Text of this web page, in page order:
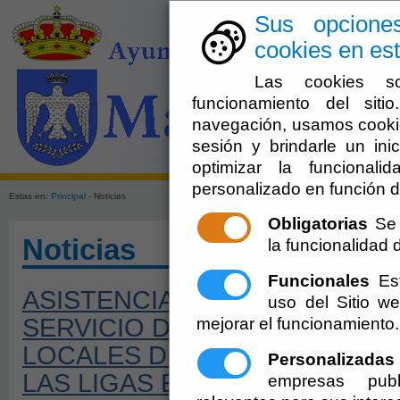
Sus
cookies en
Las cookies
funcionamiento del
navegación, usamos
sesión y brindarle un
optimizar la
personalizado en función
Obligatorias
la funcionalidad
Funcionales
uso del Sitio
mejorar el funcionamiento.
Personalizadas
empresas
El
Estas en: Principal - Noticias
Noticias
ASISTENCIA ECONÓMICA
SERVICIO DE TRANSPORTE
LOCALES DE LA PROVINCIA
LAS LIGAS EDUCATIVAS DEL